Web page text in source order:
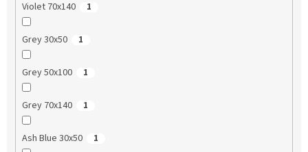
Violet 70x140 1
Grey 30x50 1
Grey 50x100 1
Grey 70x140 1
Ash Blue 30x50 1